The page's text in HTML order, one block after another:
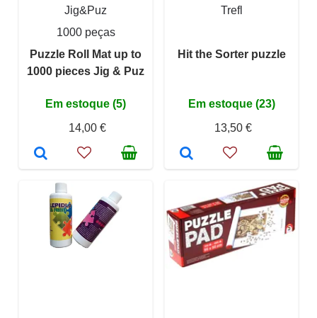
Jig&Puz
1000 peças
Puzzle Roll Mat up to
1000 pieces Jig & Puz
Em estoque (5)
14,00 €
Trefl
Hit the Sorter puzzle
Em estoque (23)
13,50 €